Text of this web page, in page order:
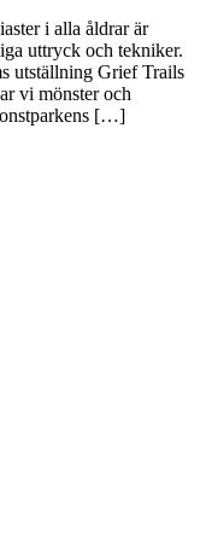
i alla åldrar är
uttryck och tekniker.
utställning Grief Trails
vi mönster och
[…]